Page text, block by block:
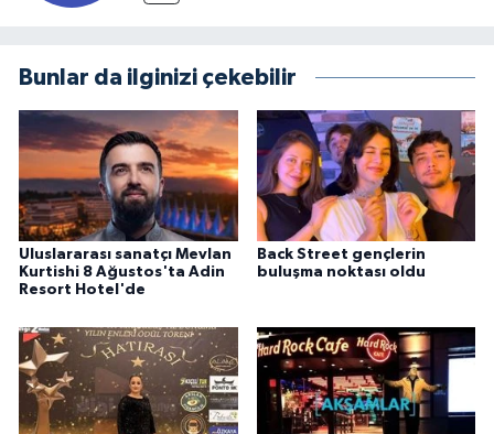
Bunlar da ilginizi çekebilir
Uluslararası sanatçı Mevlan
Kurtishi 8 Ağustos'ta Adin
Resort Hotel'de
Back Street gençlerin
buluşma noktası oldu